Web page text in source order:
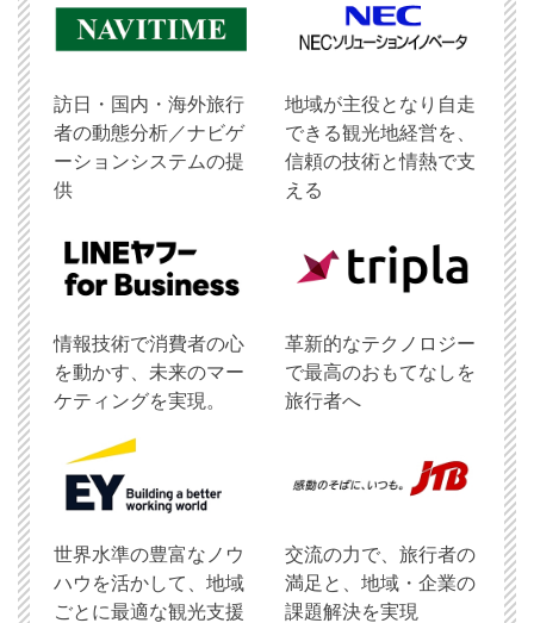
訪日・国内・海外旅行
者の動態分析／ナビゲ
ーションシステムの提
供
地域が主役となり自走
できる観光地経営を、
信頼の技術と情熱で支
える
情報技術で消費者の心
を動かす、未来のマー
ケティングを実現。
革新的なテクノロジー
で最高のおもてなしを
旅行者へ
世界水準の豊富なノウ
ハウを活かして、地域
ごとに最適な観光支援
交流の力で、旅行者の
満足と、地域・企業の
課題解決を実現